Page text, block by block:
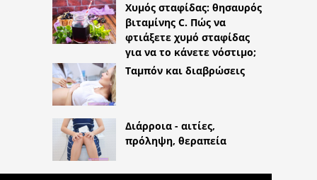
Χυμός σταφίδας: θησαυρός
βιταμίνης C. Πώς να
φτιάξετε χυμό σταφίδας
για να το κάνετε νόστιμο;
Ταμπόν και διαβρώσεις
Διάρροια - αιτίες,
πρόληψη, θεραπεία